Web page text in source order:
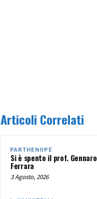
Articoli Correlati
PARTHENOPE
Si è spento il prof. Gennaro
Ferrara
3 Agosto, 2026